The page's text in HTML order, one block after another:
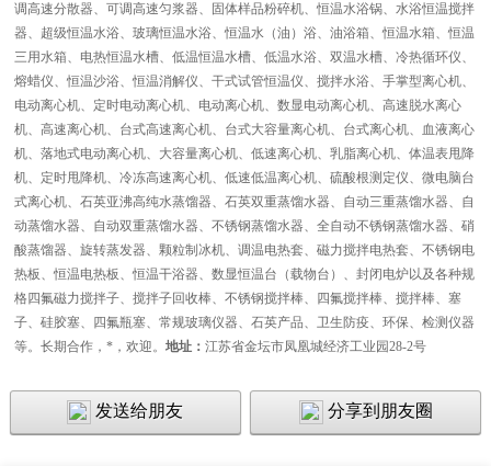
调高速分散器、可调高速匀浆器、固体样品粉碎机、恒温水浴锅、水浴恒温搅拌
器、超级恒温水浴、玻璃恒温水浴、恒温水（油）浴、油浴箱、恒温水箱、恒温
三用水箱、电热恒温水槽、低温恒温水槽、低温水浴、双温水槽、冷热循环仪、
熔蜡仪、恒温沙浴、恒温消解仪、干式试管恒温仪、搅拌水浴、手掌型离心机、
电动离心机、定时电动离心机、电动离心机、数显电动离心机、高速脱水离心
机、高速离心机、台式高速离心机、台式大容量离心机、台式离心机、血液离心
机、落地式电动离心机、大容量离心机、低速离心机、乳脂离心机、体温表甩降
机、定时甩降机、冷冻高速离心机、低速低温离心机、硫酸根测定仪、微电脑台
式离心机、石英亚沸高纯水蒸馏器、石英双重蒸馏水器、自动三重蒸馏水器、自
动蒸馏水器、自动双重蒸馏水器、不锈钢蒸馏水器、全自动不锈钢蒸馏水器、硝
酸蒸馏器、旋转蒸发器、颗粒制冰机、调温电热套、磁力搅拌电热套、不锈钢电
热板、恒温电热板、恒温干浴器、数显恒温台（载物台）、封闭电炉以及各种规
格四氟磁力搅拌子、搅拌子回收棒、不锈钢搅拌棒、四氟搅拌棒、搅拌棒、塞
子、硅胶塞、四氟瓶塞、常规玻璃仪器、石英产品、卫生防疫、环保、检测仪器
等。长期合作，*，欢迎。地址：江苏省金坛市凤凰城经济工业园28-2号
发送给朋友 分享到朋友圈